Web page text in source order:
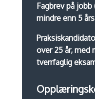
Fagbrev på
mindre enn 5
over 25 år, med
tverrfaglig